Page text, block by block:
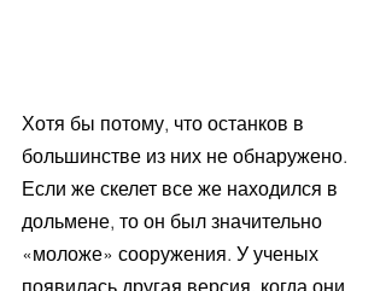
Хотя бы потому, что останков в
большинстве из них не обнаружено.
Если же скелет все же находился в
дольмене, то он был значительно
«моложе» сооружения. У ученых
появилась другая версия, когда они